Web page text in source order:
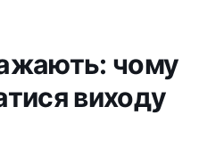
чому
виходу